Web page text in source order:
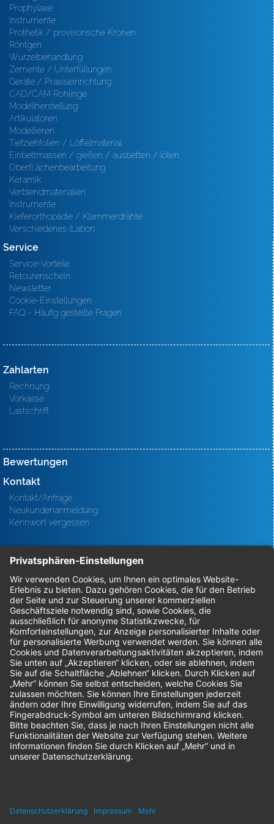
Prophylaxe
Instrumente
Prothetik / provisorische Kronen
Röntgen
Wurzelbehandlung
Zemente / Unterfüllungen
Geräte / Praxiseinrichtung
CAD/CAM Rohlinge
Modellherstellung
Artikulatoren
Modellieren
Tiefziehfolien / Löffelmaterial
Einbettmassen / gießen / ausbetten / löten
Oberfl ächenbearbeitung
Keramik
Verblendmaterialien
Instrumente
Kieferorthopädie / Klammerdrähte
Verschiedenes (Labor)
Service
Service-Vorteile
Retourenschein
Newsletter
Cookie-Einstellungen
FAQ - Häufig gestellte Fragen
Zahlarten
Rechnung
Vorkasse
Lastschrift
Bewertungen
Kontakt
Kontakt/Anfrage
Neukundenanmeldung
Kennwort vergessen
Bestellungen
Sendung verfolgen
Geprüfter Shop